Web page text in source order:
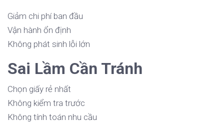
Giảm chi phí ban đầu
Vận hành ổn định
Không phát sinh lỗi lớn
Sai Lầm Cần Tránh
Chọn giấy rẻ nhất
Không kiểm tra trước
Không tính toán nhu cầu